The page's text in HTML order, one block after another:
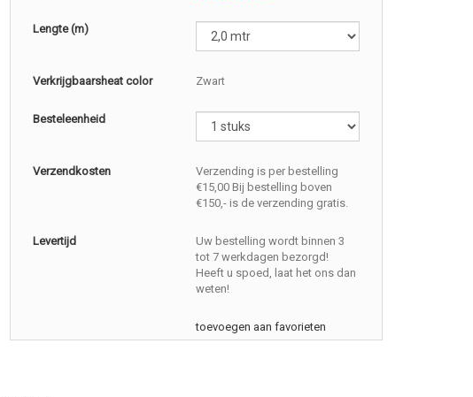
Lengte (m)
Verkrijgbaarsheat color Zwart
Besteleenheid
Verzendkosten
Verzending is per bestelling
€15,00 Bij bestelling boven
€150,- is de verzending gratis.
Levertijd
Uw bestelling wordt binnen 3
tot 7 werkdagen bezorgd!
Heeft u spoed, laat het ons dan
weten!
toevoegen aan favorieten